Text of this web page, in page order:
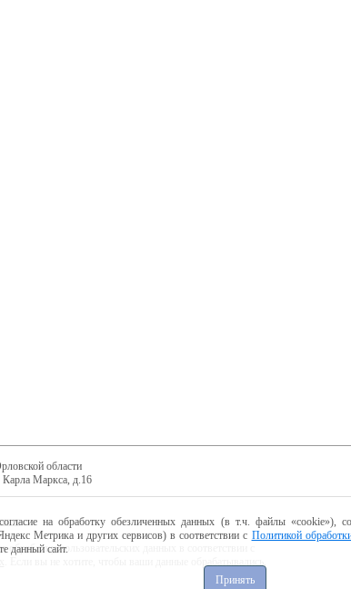
области
Карла Маркса, д.16
обработку пользовательских данных в соответствии с
на обработку обезличенных данных (в т.ч. файлы «cookie»),
Метрика и других сервисов) в соответствии с Политикой
данный сайт.
Принять